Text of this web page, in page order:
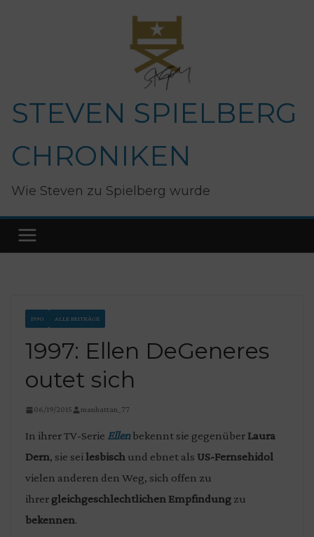
STEVEN SPIELBERG
CHRONIKEN
Wie Steven zu Spielberg wurde
1990 ALLE BEITRÄGE
1997: Ellen DeGeneres
outet sich
06/19/2015 manhattan_77
In ihrer TV-Serie Ellenbekennt sie gegenüber Laura
Dern, sie seilesbisch und ebnet als US-Fernsehidol
vielen anderen den Weg, sich offen zu
ihrer gleichgeschlechtlichen Empfindung zu
bekennen.